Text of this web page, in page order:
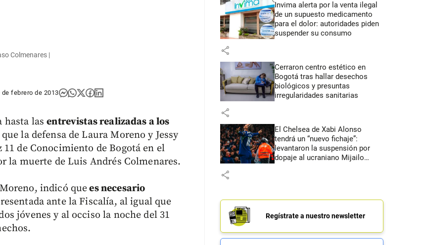
Colmenares |
de febrero de 2013
hasta lasentrevistas realizadas a los
la defensa de Laura Moreno y Jessy
de Conocimiento de Bogotá en el
la muerte de Luis Andrés Colmenares.
indicó quees necesario
ante la Fiscalía, al igual que
jóvenes y al occiso la noche del 31
Invima alerta por la venta ilegal
de un supuesto medicamento
para el dolor: autoridades piden
suspender su consumo
share
Cerraron centro estético en
Bogotá tras hallar desechos
biológicos y presuntas
irregularidades sanitarias
share
El Chelsea de Xabi Alonso
tendrá un “nuevo fichaje”:
levantaron la suspensión por
dopaje al ucraniano Mijailo
share
Regístrate a nuestro newsletter